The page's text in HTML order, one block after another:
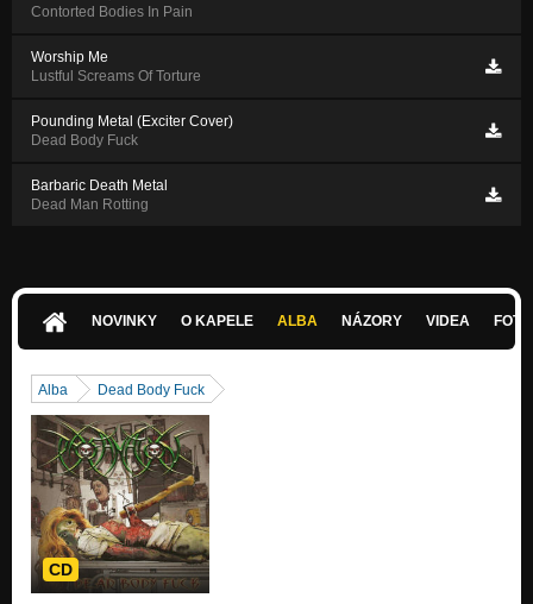
Contorted Bodies In Pain
Worship Me
Lustful Screams Of Torture
Pounding Metal (Exciter Cover)
Dead Body Fuck
Barbaric Death Metal
Dead Man Rotting
NOVINKY O KAPELE ALBA NÁZORY VIDEA
Alba Dead Body Fuck
CD